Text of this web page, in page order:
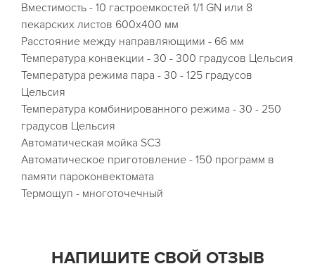
Вместимость - 10 гастроемкостей 1/1 GN или 8
пекарских листов 600х400 мм
Расстояние между направляющими - 66 мм
Температура конвекции - 30 - 300 градусов Цельсия
Температура режима пара - 30 - 125 градусов
Цельсия
Температура комбинированного режима - 30 - 250
градусов Цельсия
Автоматическая мойка SC3
Автоматическое приготовление - 150 программ в
памяти пароконвектомата
Термощуп - многоточечный
НАПИШИТЕ СВОЙ ОТЗЫВ